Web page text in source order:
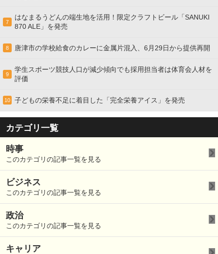
7
はなまるうどんの端生地を活用！限定クラフトビール「SANUKI
870 ALE」を発売
8 唐津市の学校給食のカレーに金属片混入、6月29日から提供再開
9
学生スポーツ競技人口が減少傾向でも採用担当者は体育会人材を
評価
10 子どもの栄養不足に着目した「完全栄養アイス」を発売
カテゴリ一覧
時事
このカテゴリの記事一覧を見る
ビジネス
このカテゴリの記事一覧を見る
政治
このカテゴリの記事一覧を見る
キャリア